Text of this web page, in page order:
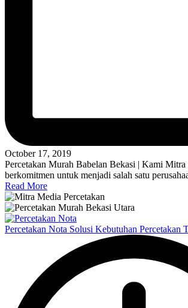
October 17, 2019
Percetakan Murah Babelan Bekasi | Kami Mitra
berkomitmen untuk menjadi salah satu
Read More
Percetakan Nota Solusi Kebutuhan Percetakan